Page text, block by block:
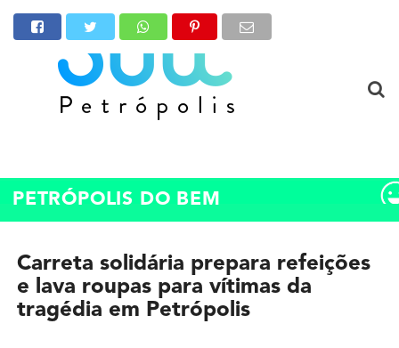
PETRÓPOLIS DO BEM
Carreta solidária prepara refeições
e lava roupas para vítimas da
tragédia em Petrópolis